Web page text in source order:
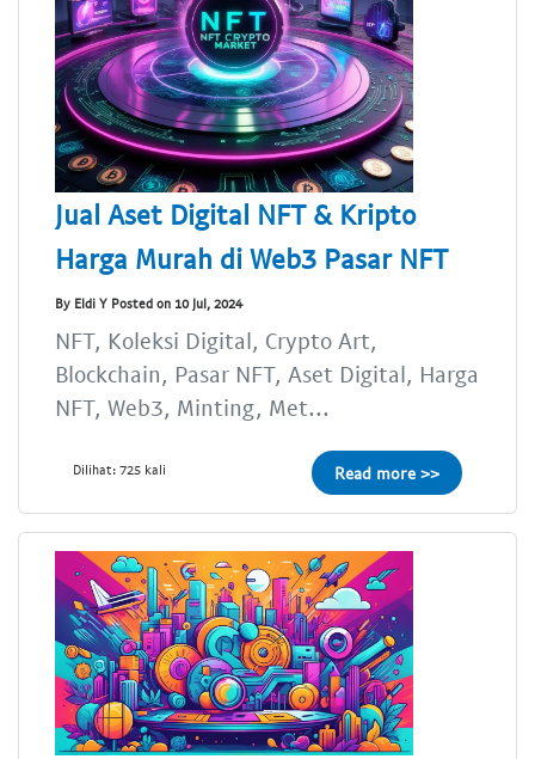
Jual Aset Digital NFT & Kripto
Harga Murah di Web3 Pasar NFT
By Eldi Y Posted on 10 Jul, 2024
NFT, Koleksi Digital, Crypto Art,
Blockchain, Pasar NFT, Aset Digital, Harga
NFT, Web3, Minting, Met...
Dilihat: 725 kali Read more >>